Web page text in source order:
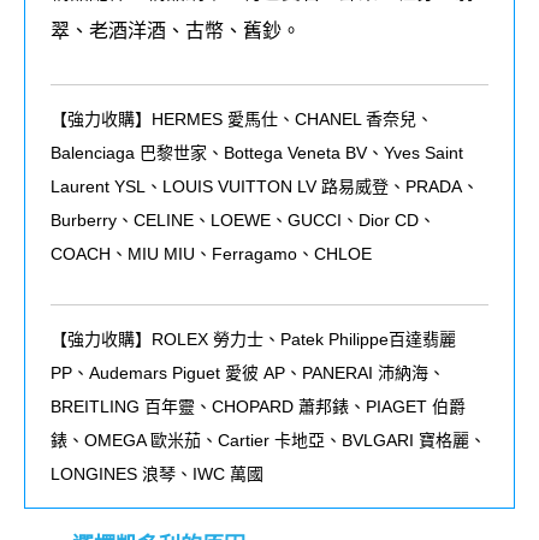
翠、老酒洋酒、古幣、舊鈔。
【強力收購】HERMES 愛馬仕、CHANEL 香奈兒、
Balenciaga 巴黎世家、Bottega Veneta BV、Yves Saint
Laurent YSL、LOUIS VUITTON LV 路易威登、PRADA、
Burberry、CELINE、LOEWE、GUCCI、Dior CD、
COACH、MIU MIU、Ferragamo、CHLOE
【強力收購】ROLEX 勞力士、 Patek Philippe百達翡麗
PP 、 Audemars Piguet 愛彼 AP 、 PANERAI 沛納海、
BREITLING 百年靈、 CHOPARD 蕭邦錶、 PIAGET 伯爵
錶、 OMEGA歐米茄、 Cartier 卡地亞、 BVLGARI 寶格麗、
LONGINES 浪琴、 IWC 萬國